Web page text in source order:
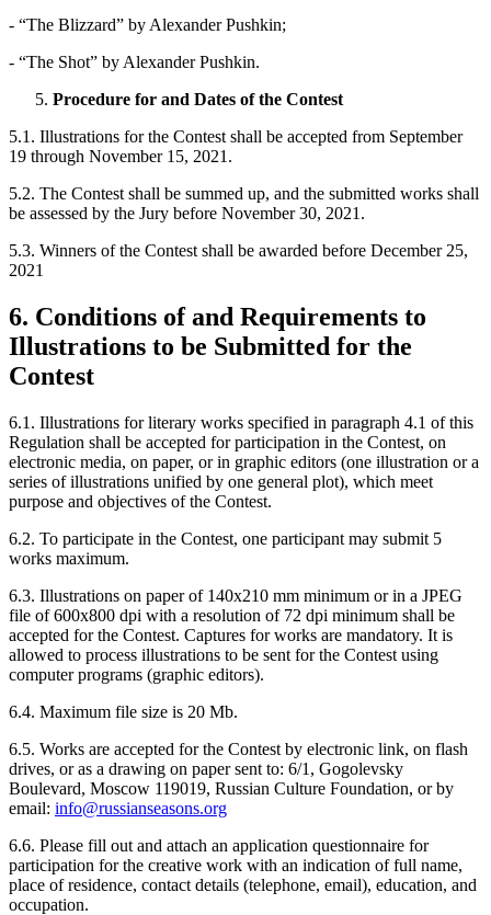
- “The Blizzard” by Alexander Pushkin;
- “The Shot” by Alexander Pushkin.
Procedure for and Dates of the Contest
5.1. Illustrations for the Contest shall be accepted from September
19 through November 15, 2021.
5.2. The Contest shall be summed up, and the submitted works shall
be assessed by the Jury before November 30, 2021.
5.3. Winners of the Contest shall be awarded before December 25,
2021
6. Conditions of and Requirements to
Illustrations to be Submitted for the
Contest
6.1. Illustrations for literary works specified in paragraph 4.1 of this
Regulation shall be accepted for participation in the Contest, on
electronic media, on paper, or in graphic editors (one illustration or a
series of illustrations unified by one general plot), which meet
purpose and objectives of the Contest.
6.2. To participate in the Contest, one participant may submit 5
works maximum.
6.3. Illustrations on paper of 140х210 mm minimum or in a JPEG
file of 600х800 dpi with a resolution of 72 dpi minimum shall be
accepted for the Contest. Captures for works are mandatory. It is
allowed to process illustrations to be sent for the Contest using
computer programs (graphic editors).
6.4. Maximum file size is 20 Mb.
6.5. Works are accepted for the Contest by electronic link, on flash
drives, or as a drawing on paper sent to: 6/1, Gogolevsky
Boulevard, Moscow 119019, Russian Culture Foundation, or by
email: info@russianseasons.org
6.6. Please fill out and attach an application questionnaire for
participation for the creative work with an indication of full name,
place of residence, contact details (telephone, email), education, and
occupation.